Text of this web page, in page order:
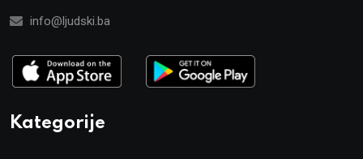
info@ljudski.ba
Kategorije